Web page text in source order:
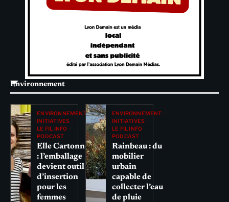
Environnement
ENVIRONNEMENT
INITIATIVES
LE FIL INFO
PODCAST
Elle Cartonne
: l’emballage
devient outil
d’insertion
pour les
femmes
ENVIRONNEMENT
INITIATIVES
LE FIL INFO
PODCAST
Rainbeau : du
mobilier
urbain
capable de
collecter l’eau
de pluie